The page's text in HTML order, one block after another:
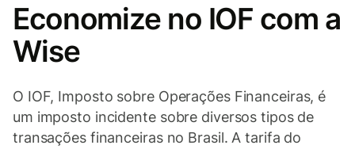
Economize no IOF com a
Wise
O IOF, Imposto sobre Operações Financeiras, é
um imposto incidente sobre diversos tipos de
transações financeiras no Brasil. A tarifa do